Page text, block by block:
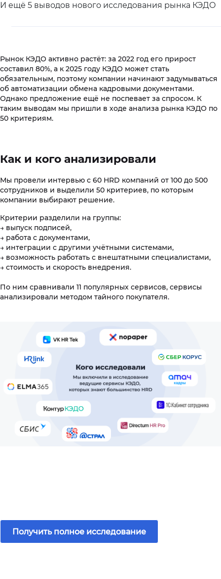
И ещё 5 выводов нового исследования рынка КЭДО
Рынок КЭДО активно растёт: за 2022 год его прирост
составил 80%, а к 2025 году КЭДО может стать
обязательным, поэтому компании начинают задумываться
об автоматизации обмена кадровыми документами.
Однако предложение ещё не поспевает за спросом. К
таким выводам мы пришли в ходе анализа рынка КЭДО по
50 критериям.
Как и кого анализировали
Мы провели интервью с 60 HRD компаний от 100 до 500
сотрудников и выделили 50 критериев, по которым
компании выбирают решение.
Критерии разделили на группы:
→ выпуск подписей,
→ работа с документами,
→ интеграции с другими учётными системами,
→ возможность работать с внештатными специалистами,
→ стоимость и скорость внедрения.
По ним сравнивали 11 популярных сервисов, сервисы
анализировали методом тайного покупателя.
Получить полное исследование